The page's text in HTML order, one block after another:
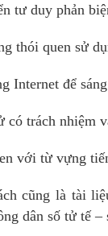
tư duy phản
thói quen sử
Internet để
có trách nhiệm
với từ vựng
cũng là tài
dân số tử tế